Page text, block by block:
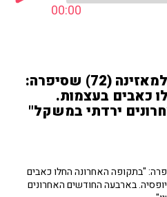
00:00
כך המליץ פרופ' קרסו למאזינה (72) שסיפרה:
כאבים בעצמות.
ירדתי במשקל"
סיפרה: "בתקופה האחרונה החלו כאבים
בארבעה החודשים האחרונים